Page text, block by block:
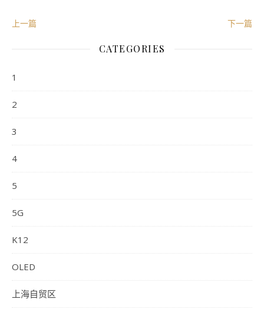
上一篇 下一篇
CATEGORIES
1
2
3
4
5
5G
K12
OLED
上海自贸区